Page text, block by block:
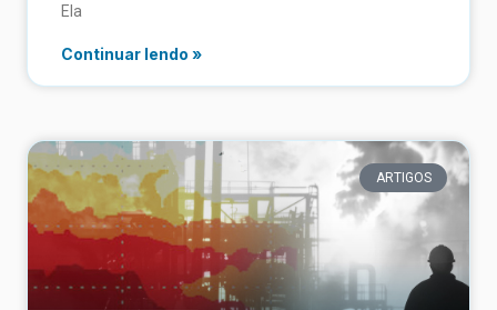
Ela
Continuar lendo »
ARTIGOS